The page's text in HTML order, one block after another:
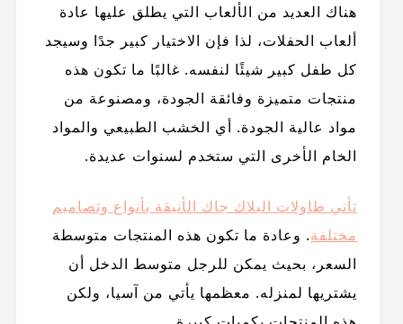
هناك العديد من الألعاب التي يطلق عليها عادة
ألعاب الحفلات، لذا فإن الاختيار كبير جدًا وسيجد
كل طفل كبير شيئًا لنفسه. غالبًا ما تكون هذه
منتجات متميزة وفائقة الجودة، ومصنوعة من
مواد عالية الجودة. أي الخشب الطبيعي والمواد
الخام الأخرى التي ستخدم لسنوات عديدة.
تأتي طاولات البلاك جاك الأنيقة بأنواع وتصاميم
مختلفة. وعادة ما تكون هذه المنتجات متوسطة
السعر، بحيث يمكن للرجل متوسط ​​الدخل أن
يشتريها لمنزله. معظمها يأتي من آسيا، ولكن